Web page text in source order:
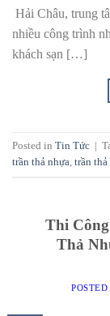
Hải Châu, trung
nhiều công trình
khách sạn […]
Posted in Tin Tức
trần thả nhựa, trần thả
Thi
Thả
POSTED